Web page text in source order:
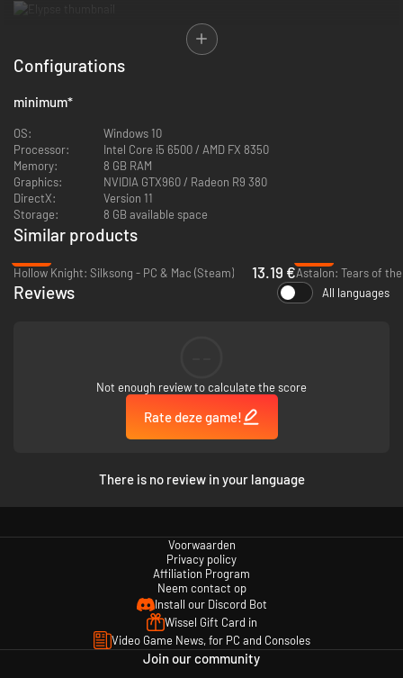
Verwelkomd door Nyx, die alleen met zijn rotsblokken in een grot woont,
mechanismen in de stijl van metroidvania een portal te bereiken
is een combinatie van een platformspel, de stijl van metroidvania en
actiemechanismen, en speelt zich af in de diepten van een helse
Een omgeving vol vallen en gevaren - Ontdek de diepten van de
Doorkruis de Abyss met het intuïtieve dash-and-slash-systeem -
Gebruik een afgestemd en intuïtief dash-and-slash-systeem om een
verraderlijke omgeving en kwaadaardige vijanden het hoofd te
bieden.
Configurations
minimum*
OS:
Windows 10
Processor:
Intel Core i5 6500 / AMD FX 8350
Memory:
8 GB RAM
Graphics:
NVIDIA GTX960 / Radeon R9 380
DirectX:
Version 11
Storage:
8 GB available space
Similar products
Hollow Knight: Silksong - PC & Mac (Steam)
13.19 €Astalon: Tears of
Reviews All languages
Not enough review to calculate the score
Rate deze game!
There is no review in your language
Voorwaarden
Privacy policy
Affiliation Program
Neem contact op
Install our Discord Bot
Wissel Gift Card in
Video Game News, for PC and Consoles
Join our community